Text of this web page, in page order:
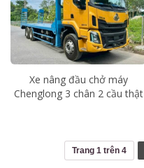
Xe nâng đầu chở máy
Chenglong 3 chân 2 cầu thật
Trang 1 trên 4